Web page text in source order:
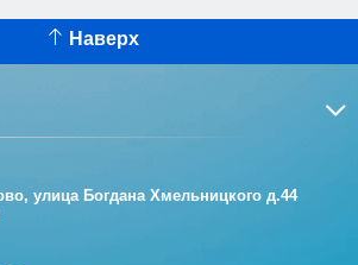
Наверх
улица Богдана Хмельницкого д.44